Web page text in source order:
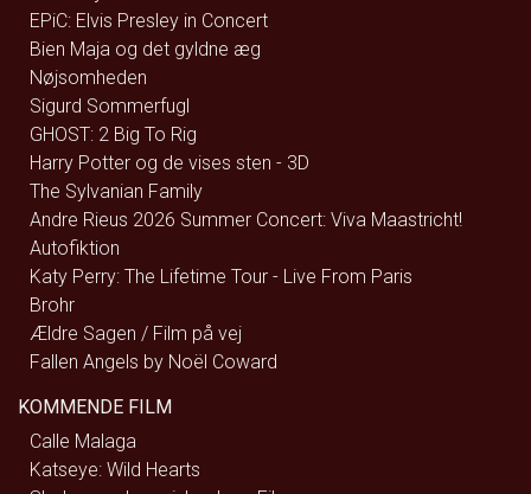
EPiC: Elvis Presley in Concert
Bien Maja og det gyldne æg
Nøjsomheden
Sigurd Sommerfugl
GHOST: 2 Big To Rig
Harry Potter og de vises sten - 3D
The Sylvanian Family
Andre Rieus 2026 Summer Concert: Viva Maastricht!
Autofiktion
Katy Perry: The Lifetime Tour - Live From Paris
Brohr
Ældre Sagen / Film på vej
Fallen Angels by Noël Coward
KOMMENDE FILM
Calle Malaga
Katseye: Wild Hearts